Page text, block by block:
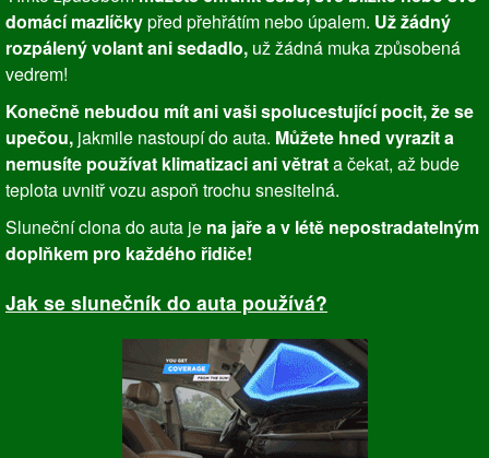
domácí mazlíčkypřed přehřátím nebo úpalem. Už žádný
rozpálený volant ani sedadlo, už žádná muka způsobená
vedrem!
Konečně nebudou mít ani vaši spolucestující pocit, že se
upečou, jakmile nastoupí do auta. Můžete hned vyrazit a
nemusíte používat klimatizaci ani větrata čekat, až bude
teplota uvnitř vozu aspoň trochu snesitelná.
Sluneční clona do auta je na jaře a v létě nepostradatelným
doplňkem pro každého řidiče!
Jak se slunečník do auta používá?